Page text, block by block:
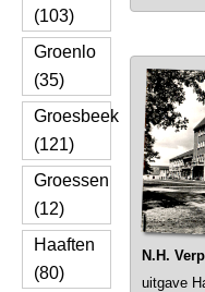
(103)
Groenlo
(35)
Groesbeek
(121)
Groessen
(12)
Haaften
(80)
N.H.
uitgave